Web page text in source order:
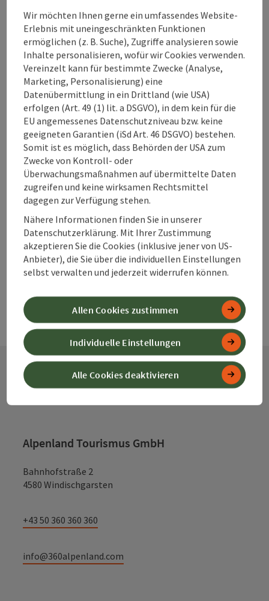
Eignung
Barrierefreiheit
Beitrag merken
zum Merkzettel
PDF erstellen
Beitrag drucken
In der Nähe
powered byTOURDATA Änderung vorschlagen
Kontakt
Alpenland Tourismus GmbH
Bahnhofstraße 2
4580 Windischgarsten
+43 50 360 360 360
info@360alpenland.com
Wir möchten Ihnen gerne ein umfassendes Website-
Erlebnis mit uneingeschränkten Funktionen
ermöglichen (z. B. Suche), Zugriffe analysieren sowie
Inhalte personalisieren, wofür wir Cookies verwenden.
Vereinzelt kann für bestimmte Zwecke (Analyse,
Marketing, Personalisierung) eine
Datenübermittlung in ein Drittland (wie USA)
erfolgen (Art. 49 (1) lit. a DSGVO), in dem kein für die
EU angemessenes Datenschutzniveau bzw. keine
geeigneten Garantien (iSd Art. 46 DSGVO) bestehen.
Somit ist es möglich, dass Behörden der USA zum
Zwecke von Kontroll- oder
Überwachungsmaßnahmen auf übermittelte Daten
zugreifen und keine wirksamen Rechtsmittel
dagegen zur Verfügung stehen.
Nähere Informationen finden Sie in unserer
Datenschutzerklärung. Mit Ihrer Zustimmung
akzeptieren Sie die Cookies (inklusive jener von US-
Anbieter), die Sie über die individuellen Einstellungen
selbst verwalten und jederzeit widerrufen können.
Alle Cookies deaktivieren
Individuelle Einstellungen
Allen Cookies zustimmen